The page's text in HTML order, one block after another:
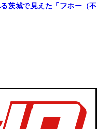
茨城で見えた「フホー（不